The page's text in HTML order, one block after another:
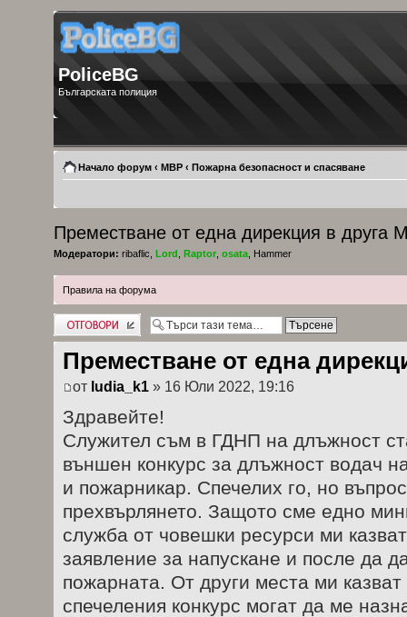
PoliceBG
Българската полиция
Начало форум ‹ МВР ‹ Пожарна безопасност и спасяване
Преместване от една дирекция в друга
Модератори: ribaflic Lord Raptor osata Hammer
Правила на форума
Добави отговор
Преместване от една
от ludia_k1 » 16 Юли 2022, 19:16
Здравейте!
Служител съм в ГДНП на длъжност
външен конкурс за длъжност водач
и пожарникар. Спечелих го, но
прехвърлянето. Защото сме едно
служба от човешки ресурси ми
заявление за напускане и после да
пожарната. От други места ми
спечеления конкурс могат да ме